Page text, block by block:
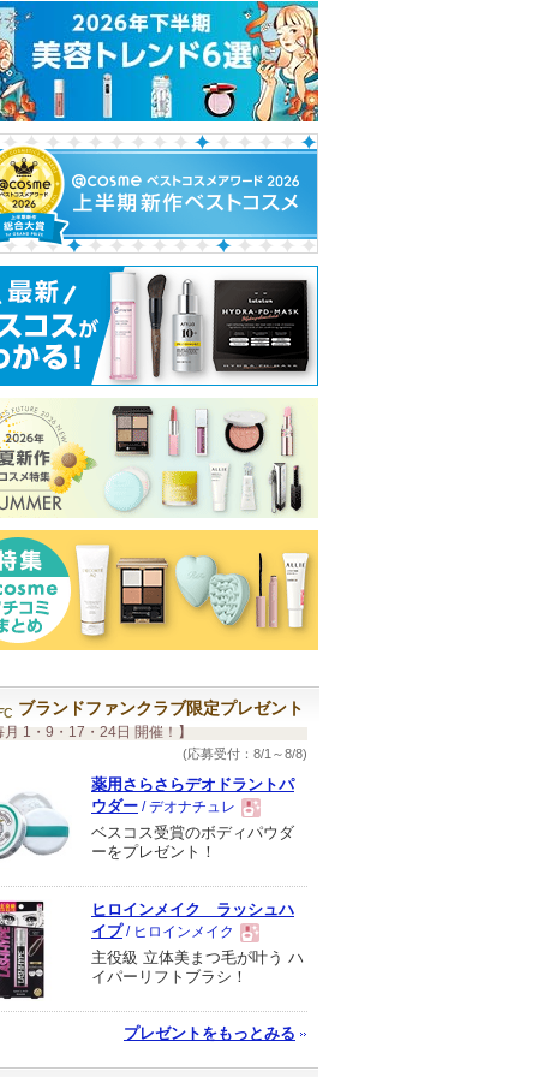
ブランドファンクラブ限定プレゼント
月 1・9・17・24日 開催！】
(応募受付：8/1～8/8)
薬用さらさらデオドラントパ
ウダー / デオナチュレ
現
品
ベスコス受賞のボディパウダ
ーをプレゼント！
ヒロインメイク ラッシュハ
イプ/ ヒロインメイク
現
品
主役級 立体美まつ毛が叶う ハ
イパーリフトブラシ！
プレゼントをもっとみる